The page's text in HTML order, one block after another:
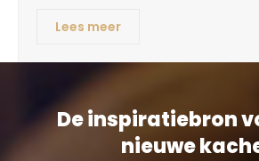
Lees meer
De inspiratiebron
nieuwe